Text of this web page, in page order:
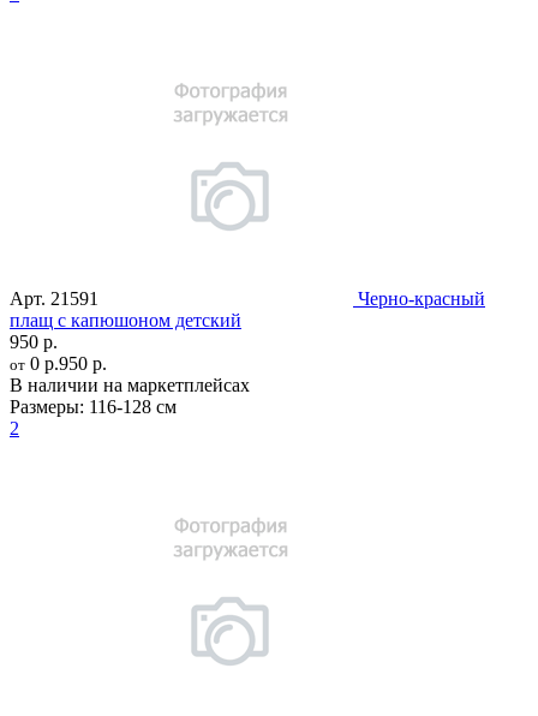
Арт. 21591
Черно-красный
плащ с капюшоном детский
950 р.
от 0 р.950 р.
В наличии на маркетплейсах
Размеры: 116-128 см
2